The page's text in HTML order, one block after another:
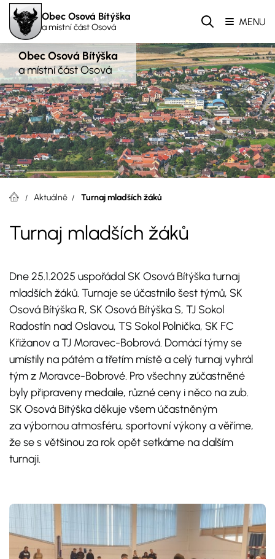
Obec Osová Bítýška
a místní část Osová MENU
Obec Osová Bítýška
a místní část Osová
Aktuálně Turnaj mladších žáků
Turnaj mladších žáků
Dne 25.1.2025 uspořádal SK Osová Bítýška turnaj
mladších žáků. Turnaje se účastnilo šest týmů, SK
Osová Bítýška R, SK Osová Bítýška S, TJ Sokol
Radostín nad Oslavou, TS Sokol Polnička, SK FC
Křižanov a TJ Moravec-Bobrová. Domácí týmy se
umístily na pátém a třetím místě a celý turnaj vyhrál
tým z Moravce-Bobrové. Pro všechny zúčastněné
byly připraveny medaile, různé ceny i něco na zub.
SK Osová Bítýška děkuje všem účastněným
za výbornou atmosféru, sportovní výkony a věříme,
že se s většinou za rok opět setkáme na dalším
turnaji.